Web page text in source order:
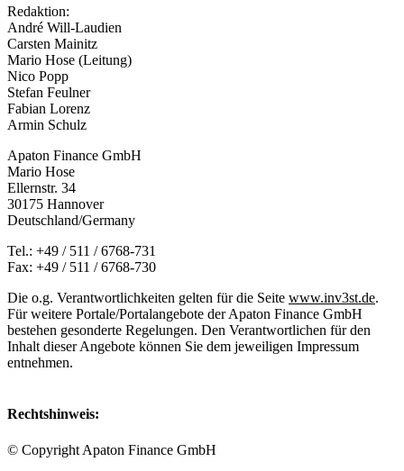
Redaktion:
André Will-Laudien
Carsten Mainitz
Mario Hose (Leitung)
Nico Popp
Stefan Feulner
Fabian Lorenz
Armin Schulz
Apaton Finance GmbH
Mario Hose
Ellernstr. 34
30175 Hannover
Deutschland/Germany
Tel.: +49 / 511 / 6768-731
Fax: +49 / 511 / 6768-730
Die o.g. Verantwortlichkeiten gelten für die Seite www.inv3st.de.
Für weitere Portale/Portalangebote der Apaton Finance GmbH
bestehen gesonderte Regelungen. Den Verantwortlichen für den
Inhalt dieser Angebote können Sie dem jeweiligen Impressum
entnehmen.
Rechtshinweis:
© Copyright Apaton Finance GmbH